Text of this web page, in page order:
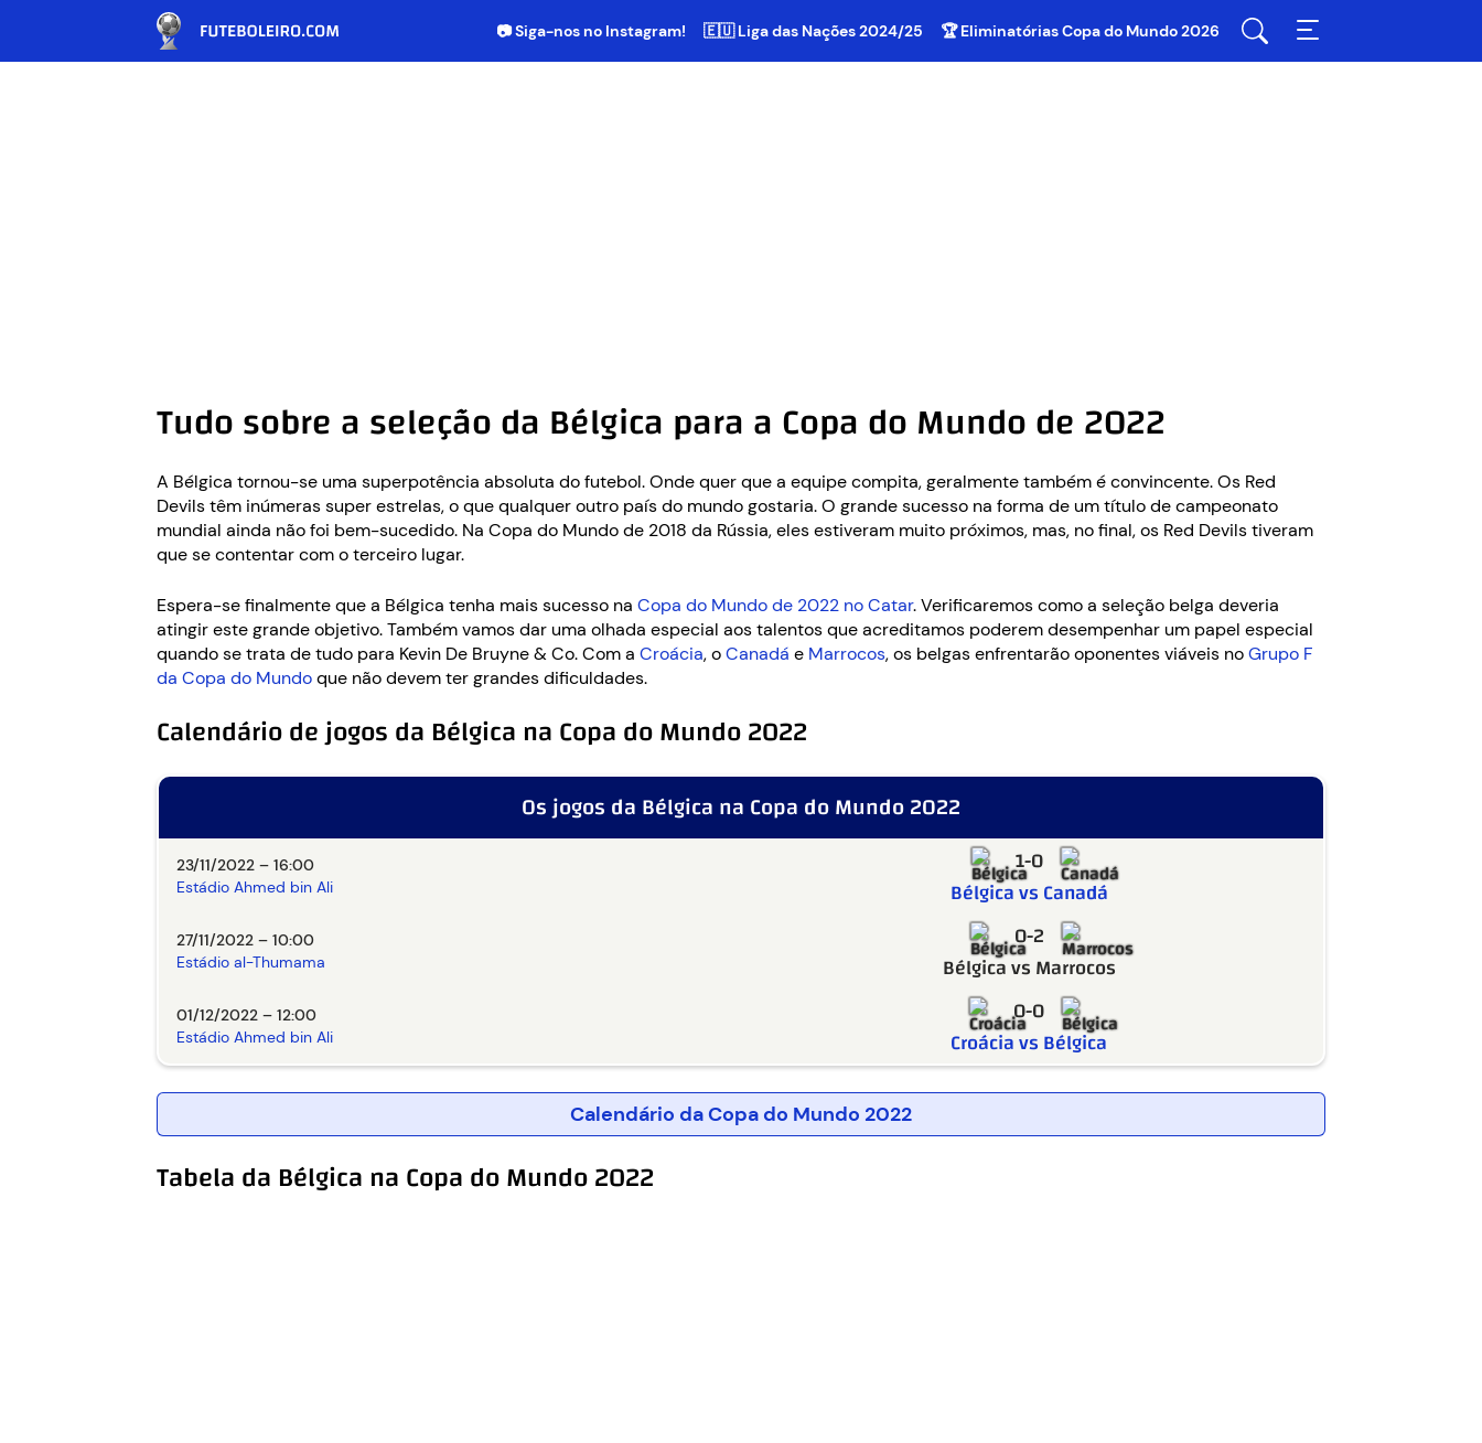
📷 Siga-nos no Instagram! 🇪🇺 Liga das Nações 2024/25 🏆 Eliminatórias Copa do Mundo 2026
Tudo sobre a seleção da Bélgica para a Copa do Mundo de 2022
A Bélgica tornou-se uma superpotência absoluta do futebol. Onde quer que a equipe compita, geralmente também é convincente. Os Red
Devils têm inúmeras super estrelas, o que qualquer outro país do mundo gostaria. O grande sucesso na forma de um título de campeonato
mundial ainda não foi bem-sucedido. Na Copa do Mundo de 2018 da Rússia, eles estiveram muito próximos, mas, no final, os Red Devils tiveram
que se contentar com o terceiro lugar.
Espera-se finalmente que a Bélgica tenha mais sucesso na Copa do Mundo de 2022 no Catar. Verificaremos como a seleção belga deveria
atingir este grande objetivo. Também vamos dar uma olhada especial aos talentos que acreditamos poderem desempenhar um papel especial
quando se trata de tudo para Kevin De Bruyne & Co. Com a Croácia, oCanadá e Marrocos, os belgas enfrentarão oponentes viáveis noGrupo F
da Copa do Mundoque não devem ter grandes dificuldades.
Calendário de jogos da Bélgica na Copa do Mundo 2022
Os jogos da Bélgica na Copa do Mundo 2022
23/11/2022 – 16:00
Estádio Ahmed bin Ali
1-0
Bélgica vs Canadá
27/11/2022 – 10:00
Estádio al-Thumama
0-2
Bélgica vs Marrocos
01/12/2022 – 12:00
Estádio Ahmed bin Ali
0-0
Croácia vs Bélgica
Calendário da Copa do Mundo 2022
Tabela da Bélgica na Copa do Mundo 2022